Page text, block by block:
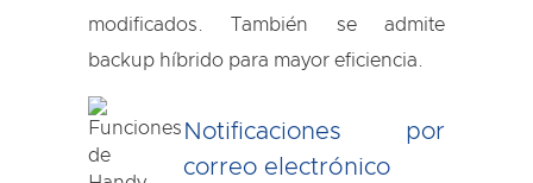
modificados. También se admite
backup híbrido para mayor eficiencia.
Notificaciones por
correo electrónico